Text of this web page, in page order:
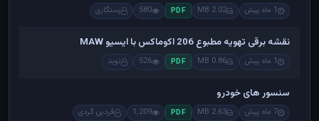
1 ماه پیش 2.02 MB
PDF
580 رستگاری
نقشه برقی تهویه مطبوع 206 اکوماکس با ایسیو MAW
1 ماه پیش 0.86 MB
PDF
526 نوید
سنسور های خودرو
7 ماه پیش 2.63 MB
PDF
1,209 فردین گردی